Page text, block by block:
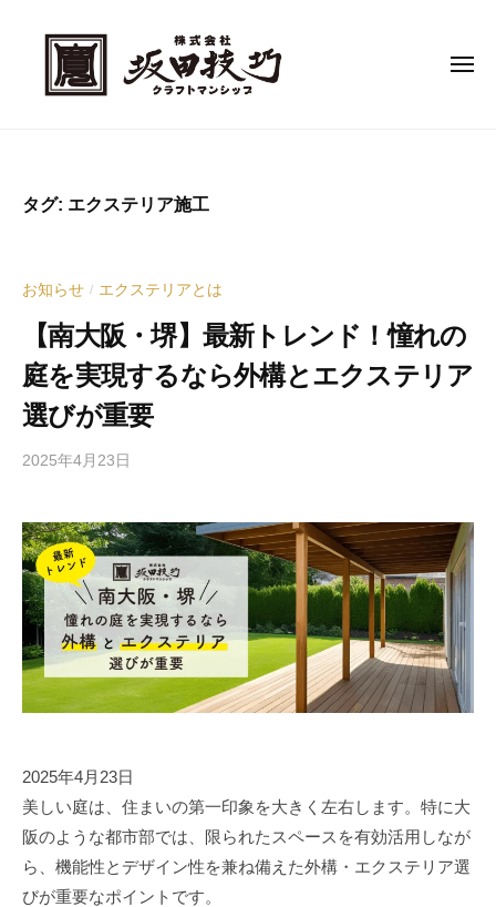
阪
エ
ク
ス
テ
リ
ア
な
ら
株
式
会
社
技
巧
メ
タグ: エクステリア施工
お知らせ / エクステリアとは
【南大阪・堺】最新トレンド！憧れの
庭を実現するなら外構とエクステリア
選びが重要
2025年4月23日
式
会
社
坂
田
技
巧
2025年4月23日
美しい庭は、住まいの第一印象を大きく左右します。特に大
阪のような都市部では、限られたスペースを有効活用しなが
ら、機能性とデザイン性を兼ね備えた外構・エクステリア選
びが重要なポイントです。
ス
テ
施
工
な
ら
株
式
会
田
技
巧